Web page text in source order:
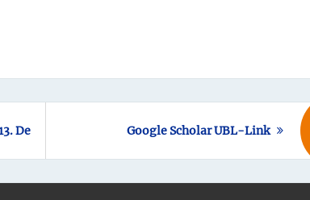
Dezember Google Scholar UBL-Link